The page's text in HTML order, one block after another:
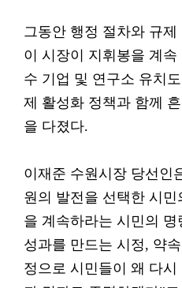
그동안 행정 절차와 규
이 시장이 지휘봉을 계
수 기업 및 연구소 유치
제 활성화 정책과 함께
을 다졌다.
이재준 수원시장 당선인
원의 발전을 선택한 시
을 계속하라는 시민의 명
성과를 만드는 시정, 약
정으로 시민들이 왜 다